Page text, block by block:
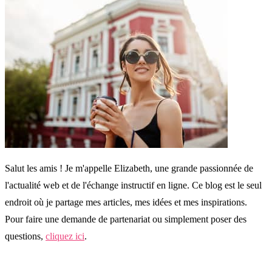
Salut les amis ! Je m'appelle Elizabeth, une grande passionnée de
l'actualité web et de l'échange instructif en ligne. Ce blog est le seul
endroit où je partage mes articles, mes idées et mes inspirations.
Pour faire une demande de partenariat ou simplement poser des
questions, cliquez ici.